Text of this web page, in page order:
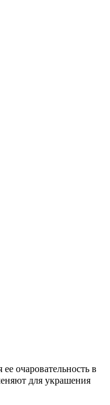
очаровательность в
для украшения